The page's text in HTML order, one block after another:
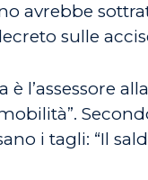
avrebbe
sulle
è l’assessore
i tagli: “Il